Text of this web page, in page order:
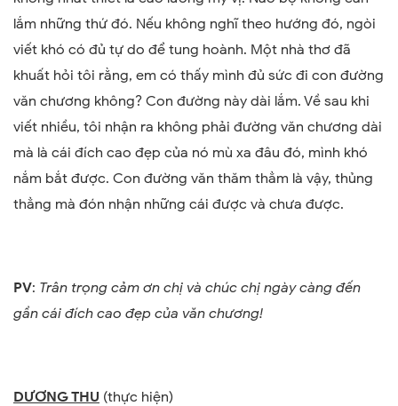
lắm những thứ đó. Nếu không nghĩ theo hướng đó, ngòi
viết khó có đủ tự do để tung hoành. Một nhà thơ đã
khuất hỏi tôi rằng, em có thấy mình đủ sức đi con đường
văn chương không? Con đường này dài lắm. Về sau khi
viết nhiều, tôi nhận ra không phải đường văn chương dài
mà là cái đích cao đẹp của nó mù xa đâu đó, mình khó
nắm bắt được. Con đường văn thăm thẳm là vậy, thủng
thẳng mà đón nhận những cái được và chưa được.
PV: Trân trọng cảm ơn chị và chúc chị ngày càng đến
gần cái đích cao đẹp của văn chương!
DƯƠNG THU (thực hiện)